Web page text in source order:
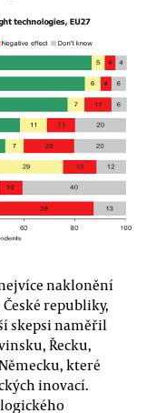
naklonění
republiky,
skepsi naměřil
Řecku,
které
inovací.